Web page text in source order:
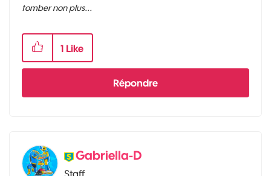
tomber non plus...
1 Like
Répondre
Gabriella-D